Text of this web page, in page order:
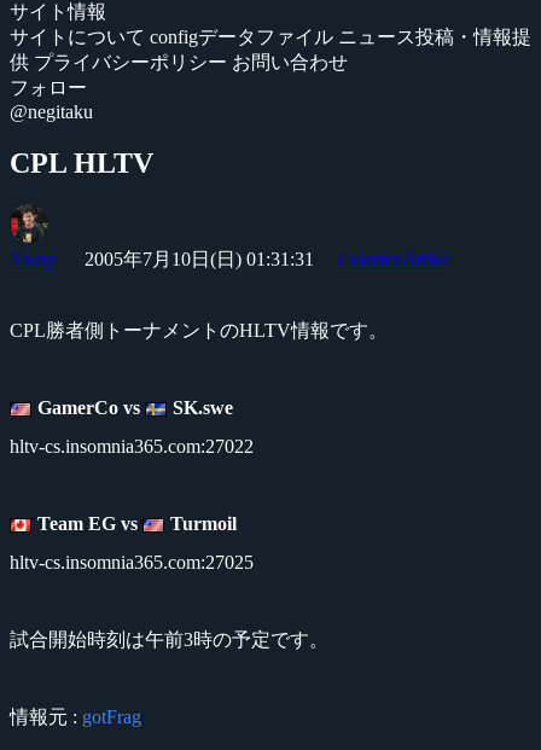
サイト情報
サイトについて configデータファイル ニュース投稿・情報提
供 プライバシーポリシー お問い合わせ
フォロー
@negitaku
CPL HLTV
Yossy 2005年7月10日(日) 01:31:31 Counter-Strike
CPL勝者側トーナメントのHLTV情報です。
GamerCo vs
SK.swe
hltv-cs.insomnia365.com:27022
Team EG vs
Turmoil
hltv-cs.insomnia365.com:27025
試合開始時刻は午前3時の予定です。
情報元 : gotFrag